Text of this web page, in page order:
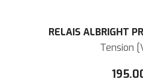
RELAIS ALBRIGHT
Tension
195